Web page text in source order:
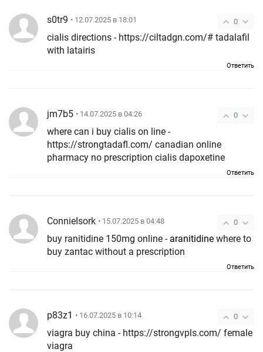
0
s0tr9 • 12.07.2025 в 18:01
cialis directions - https://ciltadgn.com/# tadalafil
with latairis
Ответить
0
jm7b5 • 14.07.2025 в 04:26
where can i buy cialis on line -
https://strongtadafl.com/ canadian online
pharmacy no prescription cialis dapoxetine
Ответить
0
ConnieIsork • 15.07.2025 в 04:48
buy ranitidine 150mg online - aranitidine where to
buy zantac without a prescription
Ответить
0
p83z1 • 16.07.2025 в 10:14
viagra buy china - https://strongvpls.com/ female
viagra